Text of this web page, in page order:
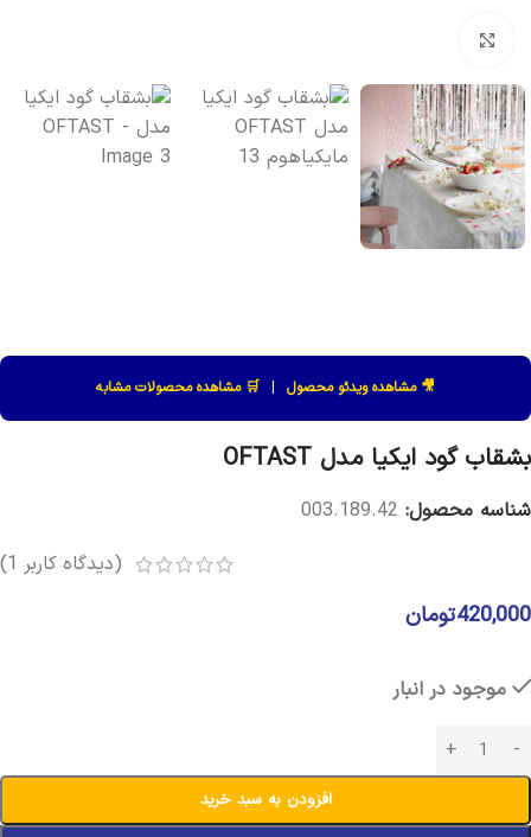
🎥 مشاهده ویدئو محصول | 🛒 مشاهده محصولات مشابه
بشقاب گود ایکیا مدل OFTAST
شناسه محصول: 003.189.42
(دیدگاه کاربر 1
)
420,000تومان
موجود در انبار
افزودن به سبد خرید